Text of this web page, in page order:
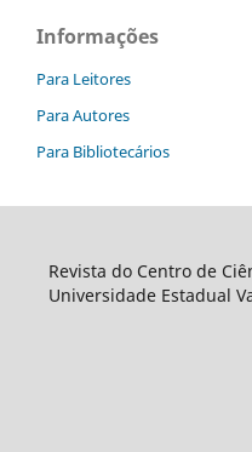
Informações
Para Leitores
Para Autores
Para Bibliotecários
Revista do Centro de
Universidade Estadual